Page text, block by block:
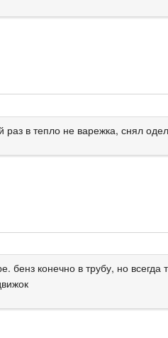
раз в тепло не варежка, снял
бенз конечно в трубу, но